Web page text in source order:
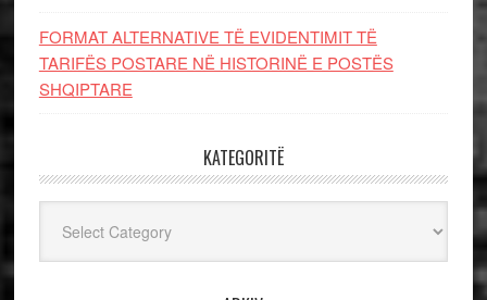
FORMAT ALTERNATIVE TË EVIDENTIMIT TË
TARIFËS POSTARE NË HISTORINË E POSTËS
SHQIPTARE
KATEGORITË